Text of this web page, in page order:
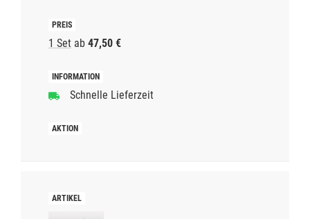
1 Set ab 47,50 €
Schnelle Lieferzeit